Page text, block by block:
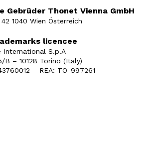
Gebrüder Thonet Vienna GmbH
1040 Wien Österreich
licencee
International S.p.A
B – 10128 Torino (Italy)
– REA: TO-997261